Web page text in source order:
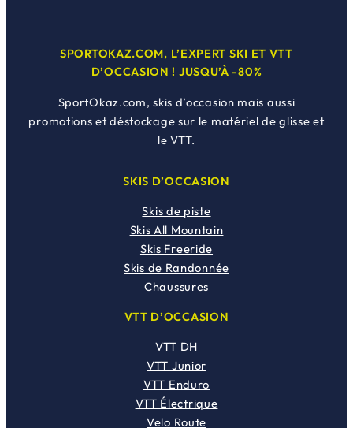
SPORTOKAZ.COM, L’EXPERT SKI ET VTT
D’OCCASION ! JUSQU’À -80%
SportOkaz.com, skis d’occasion mais aussi
promotions et déstockage sur le matériel de glisse et
le VTT.
SKIS D’OCCASION
Skis de piste
Skis All Mountain
Skis Freeride
Skis de Randonnée
Chaussures
VTT D’OCCASION
VTT DH
VTT Junior
VTT Enduro
VTT Électrique
Velo Route